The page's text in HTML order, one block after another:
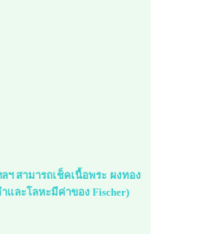
ฯ สามารถเช็คเนื้อพระ ผงทอง
และโลหะมีค่าของ Fischer)